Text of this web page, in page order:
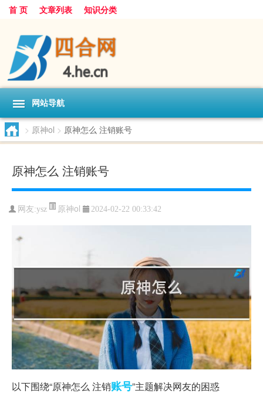
首 页 文章列表 知识分类
网站导航
> 原神ol > 原神怎么 注销账号
原神怎么 注销账号
网友:ysz 原神ol 2024-02-22 00:33:42
以下围绕“原神怎么 注销账号”主题解决网友的困惑